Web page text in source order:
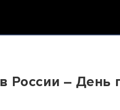
России – День